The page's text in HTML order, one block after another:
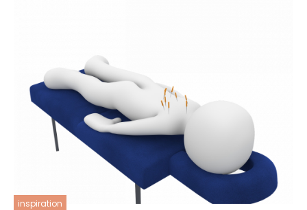
inspiration